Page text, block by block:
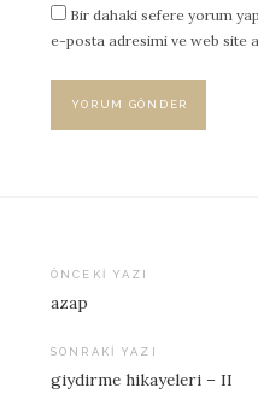
Bir dahaki sefere yorum
e-posta adresimi ve web site
Yazı
dolaşımı
ÖNCEKI YAZI
azap
SONRAKI YAZI
giydirme hikayeleri – II